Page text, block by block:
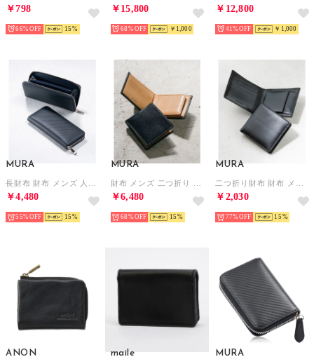
￥798
66% 15
￥15,800
68% ￥1,000
￥12,800
41% ￥1,000
MURA
￥4,480
55% 15
MURA
￥6,480
68% 15
MURA
￥2,030
77% 15
ANON maile MURA